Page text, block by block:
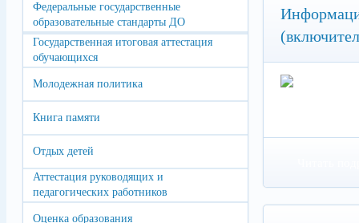
Федеральные государственные
образовательные стандарты ДО
Государственная итоговая аттестация
обучающихся
Молодежная политика
Книга памяти
Отдых детей
Аттестация руководящих и
педагогических работников
Оценка образования